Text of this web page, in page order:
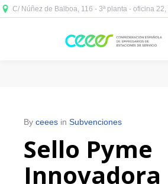
C/ Núñez de Balboa, 116 - 3ª planta - oficina
By ceees in Subvenciones
Sello Pyme
Innovadora